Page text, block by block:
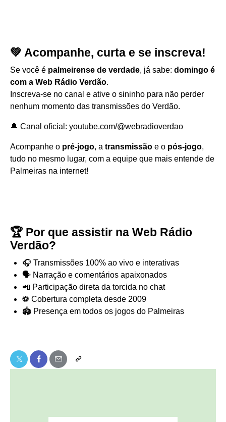
💚 Acompanhe, curta e se inscreva!
Se você é palmeirense de verdade, já sabe: domingo é
com a Web Rádio Verdão.
Inscreva-se no canal e ative o sininho para não perder
nenhum momento das transmissões do Verdão.
🔔 Canal oficial: youtube.com/@webradioverdao
Acompanhe o pré-jogo, a transmissão e o pós-jogo,
tudo no mesmo lugar, com a equipe que mais entende de
Palmeiras na internet!
🏆 Por que assistir na Web Rádio
Verdão?
🎧 Transmissões 100% ao vivo e interativas
🗣️ Narração e comentários apaixonados
📲 Participação direta da torcida no chat
⚽ Cobertura completa desde 2009
🏟️ Presença em todos os jogos do Palmeiras